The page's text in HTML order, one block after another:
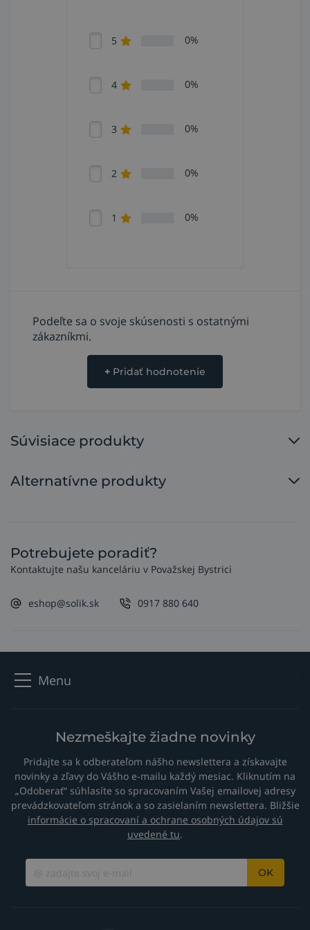
5 0%
4 0%
3 0%
2 0%
1 0%
Podeľte sa o svoje skúsenosti s ostatnými
zákazníkmi.
+ Pridať hodnotenie
Súvisiace produkty
Alternatívne produkty
Potrebujete poradiť?
Kontaktujte našu kanceláriu v Považskej Bystrici
eshop@solik.sk 0917 880 640
Menu
Nezmeškajte žiadne novinky
Pridajte sa k odberateľom nášho newslettera a získavajte
novinky a zľavy do Vášho e-mailu každý mesiac. Kliknutím na
„Odoberať“ súhlasíte so spracovaním Vašej emailovej adresy
prevádzkovateľom stránok a so zasielaním newslettera. Bližšie
informácie o spracovaní a ochrane osobných údajov sú
uvedené tu.
OK